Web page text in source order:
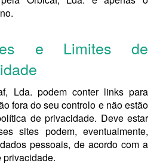
e Limites de
Lda. podem conter links para
fora do seu controlo e não estão
de privacidade. Deve estar
sites podem, eventualmente,
pessoais, de acordo com a
privacidade.